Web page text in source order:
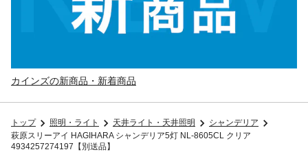
カインズの新商品・新着商品
トップ 照明・ライト 天井ライト・天井照明
シャンデリア
萩原スリーアイ HAGIHARA シャンデリア5灯 NL-8605CL クリア
4934257274197【別送品】